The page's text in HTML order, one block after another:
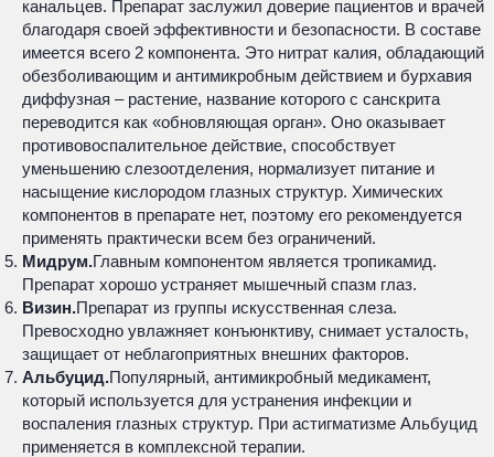
канальцев. Препарат заслужил доверие пациентов и врачей
благодаря своей эффективности и безопасности. В составе
имеется всего 2 компонента. Это нитрат калия, обладающий
обезболивающим и антимикробным действием и бурхавия
диффузная – растение, название которого с санскрита
переводится как «обновляющая орган». Оно оказывает
противовоспалительное действие, способствует
уменьшению слезоотделения, нормализует питание и
насыщение кислородом глазных структур. Химических
компонентов в препарате нет, поэтому его рекомендуется
применять практически всем без ограничений.
Мидрум.Главным компонентом является тропикамид.
Препарат хорошо устраняет мышечный спазм глаз.
Визин.Препарат из группы искусственная слеза.
Превосходно увлажняет конъюнктиву, снимает усталость,
защищает от неблагоприятных внешних факторов.
Альбуцид.Популярный, антимикробный медикамент,
который используется для устранения инфекции и
воспаления глазных структур. При астигматизме Альбуцид
применяется в комплексной терапии.